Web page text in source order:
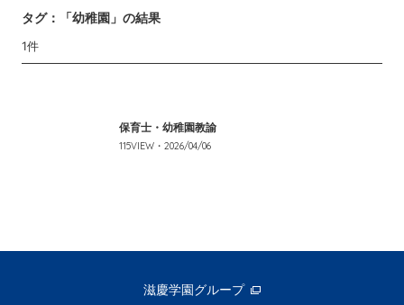
タグ： 「幼稚園」 の結果
1件
保育士・幼稚園教諭
115VIEW・ 2026/04/06
滋慶学園グループ